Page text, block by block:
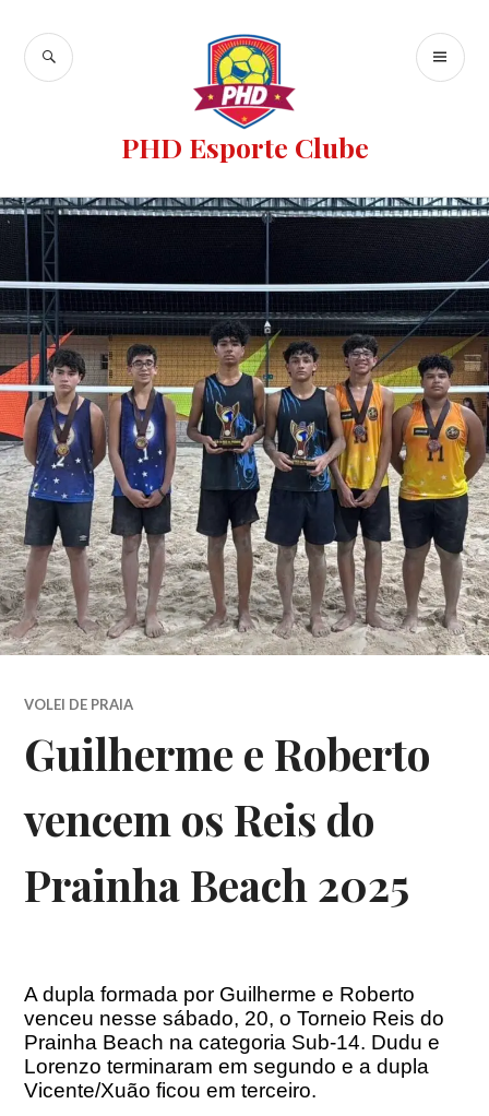
PHD Esporte Clube
VOLEI DE PRAIA
Guilherme e Roberto
vencem os Reis do
Prainha Beach 2025
A dupla formada por Guilherme e Roberto
venceu nesse sábado, 20, o Torneio Reis do
Prainha Beach na categoria Sub-14. Dudu e
Lorenzo terminaram em segundo e a dupla
Vicente/Xuão ficou em terceiro.